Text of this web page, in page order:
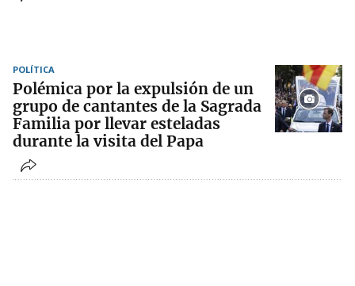
POLÍTICA
Polémica por la expulsión de un
grupo de cantantes de la Sagrada
Familia por llevar esteladas
durante la visita del Papa